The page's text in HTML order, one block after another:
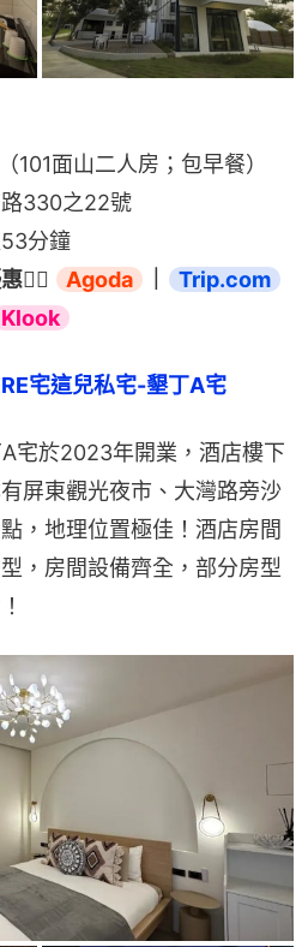
101面山二人房；包早餐）
330之22號
分鐘
👉🏻
Agoda
Trip.com
Klook
宅這兒私宅-墾丁A宅
宅於2023年開業，酒店樓下
屏東觀光夜市、大灣路旁沙
，地理位置極佳！酒店房間
，房間設備齊全，部分房型